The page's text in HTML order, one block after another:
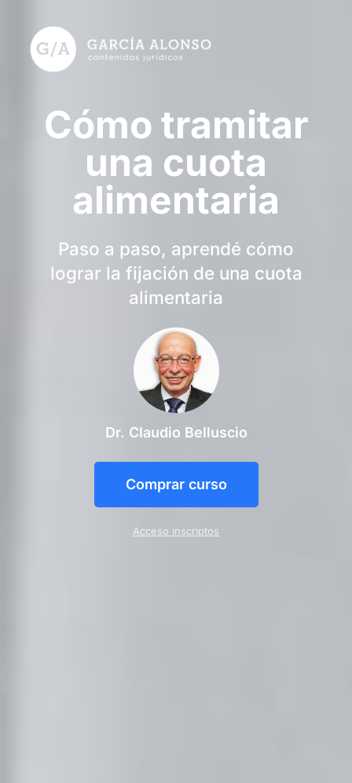
Cómo tramitar
una cuota
alimentaria
Paso a paso, aprendé cómo
lograr la fijación de una cuota
alimentaria
Dr. Claudio Belluscio
Comprar curso
Acceso inscriptos